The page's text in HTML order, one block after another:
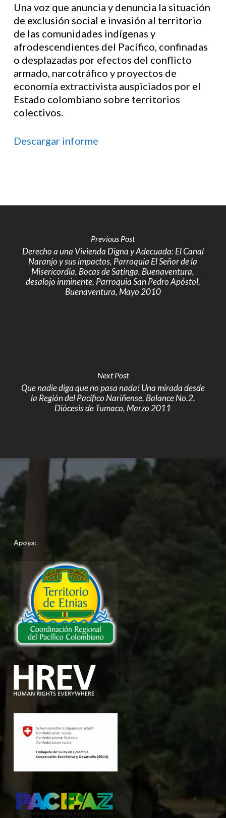
Una voz que anuncia y denuncia la situación
de exclusión social e invasión al territorio
de las comunidades indígenas y
afrodescendientes del Pacífico, confinadas
o desplazadas por efectos del conflicto
armado, narcotráfico y proyectos de
economía extractivista auspiciados por el
Estado colombiano sobre territorios
colectivos.
Descargar informe
Previous Post
Derecho a una Vivienda Digna y Adecuada: El Canal
Naranjo y sus impactos, Parroquia El Señor de la
Misericordia, Bocas de Satinga. Buenaventura,
desalojo inminente, Parroquia San Pedro Apóstol,
Buenaventura, Mayo 2010
Next Post
Que nadie diga que no pasa nada! Una mirada desde
la Región del Pacífico Nariñense, Balance No.2.
Diócesis de Tumaco, Marzo 2011
Apoya: